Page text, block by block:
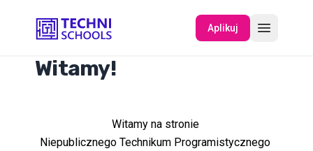
Aplikuj
WYDARZENIA
Witamy!
Witamy na stronie
Niepublicznego Technikum Programistycznego